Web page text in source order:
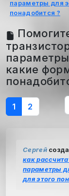
параметры для
понадобится ?
какие
1 2
Сергей
как
параметры
для этого